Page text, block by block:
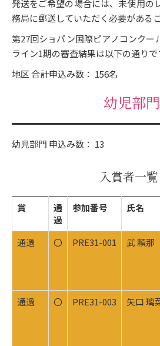
発送をご希望の場合には、未使用の
務局に郵送していただく必要がある
第27回ショパン国際ピアノコンクー
ライン1期の審査結果は以下の通りで
地区 合計申込み数： 156名
幼児部門
幼児部門 申込み数： 13
入賞者一覧
賞
通
過
参加番号 氏名
通過 〇 PRE31-001 武 頼那
通過
〇 PRE31-003 矢口 璃